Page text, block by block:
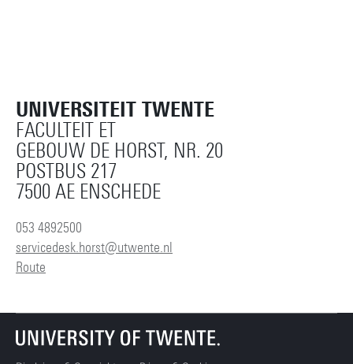
UNIVERSITEIT TWENTE
FACULTEIT ET
GEBOUW DE HORST, NR. 20
POSTBUS 217
7500 AE ENSCHEDE
053 4892500
servicedesk.horst@utwente.nl
Route